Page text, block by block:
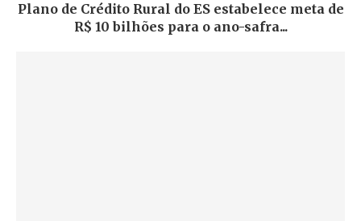
Plano de Crédito Rural do ES estabelece meta de
R$ 10 bilhões para o ano-safra...